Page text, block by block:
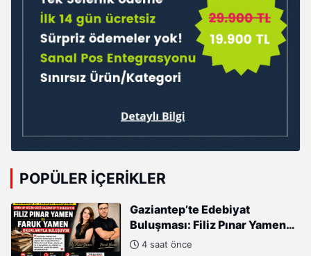
POPÜLER İÇERIKLER
Gaziantep’te Edebiyat
Buluşması: Filiz Pınar Yamen
ve Faruk Yamen Okurlarıyla
4 saat önce